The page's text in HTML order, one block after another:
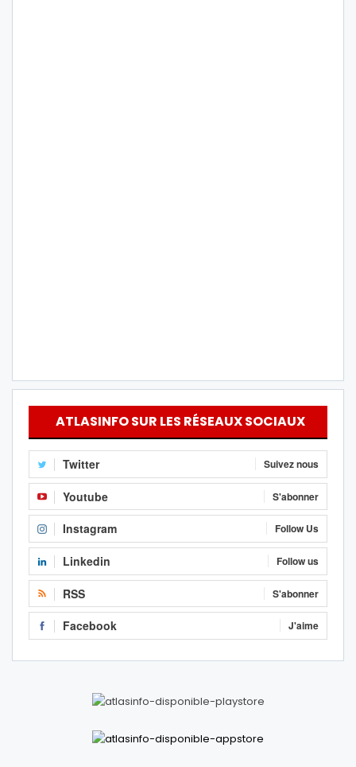
ATLASINFO SUR LES RÉSEAUX SOCIAUX
Twitter Suivez nous
Youtube S'abonner
Instagram Follow Us
Linkedin Follow us
RSS S'abonner
Facebook J'aime